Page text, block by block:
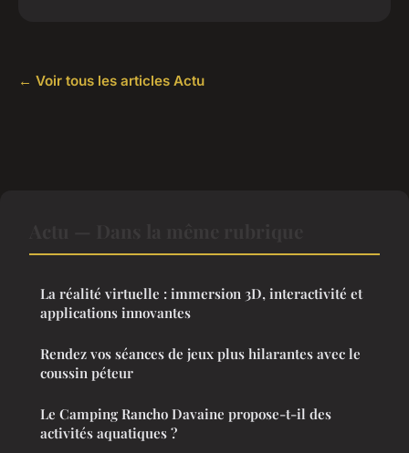
← Voir tous les articles Actu
La réalité virtuelle : immersion 3D, interactivité et
applications innovantes
Rendez vos séances de jeux plus hilarantes avec le
coussin péteur
Le Camping Rancho Davaine propose-t-il des
activités aquatiques ?